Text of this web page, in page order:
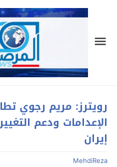
رويترز: مريم رجوي
الإعدامات ودعم
إيران
MehdiReza